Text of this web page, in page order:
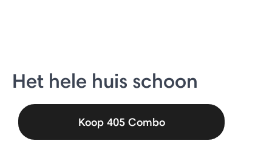
Het hele huis schoon
Koop 405 Combo